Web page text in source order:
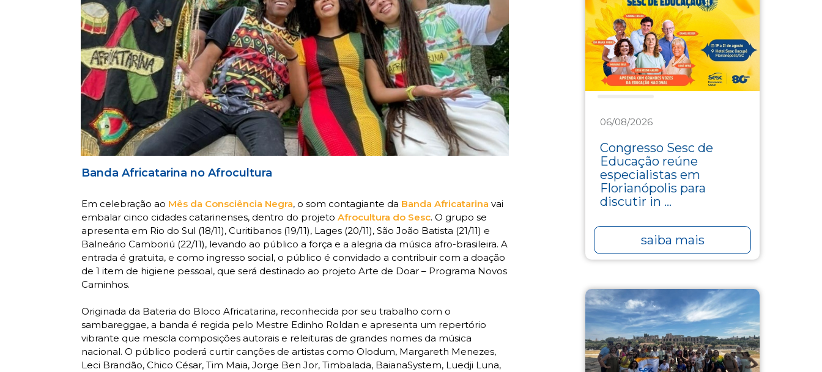
Banda Africatarina no Afrocultura
Em celebração ao Mês da Consciência Negra, o som contagiante da Banda Africatarina vai
embalar cinco cidades catarinenses, dentro do projeto Afrocultura do Sesc. O grupo se
apresenta em Rio do Sul (18/11), Curitibanos (19/11), Lages (20/11), São João Batista (21/11) e
Balneário Camboriú (22/11), levando ao público a força e a alegria da música afro-brasileira. A
entrada é gratuita, e como ingresso social, o público é convidado a contribuir com a doação
de 1 item de higiene pessoal, que será destinado ao projeto Arte de Doar – Programa Novos
Caminhos.
Originada da Bateria do Bloco Africatarina, reconhecida por seu trabalho com o
sambareggae, a banda é regida pelo Mestre Edinho Roldan e apresenta um repertório
vibrante que mescla composições autorais e releituras de grandes nomes da música
nacional. O público poderá curtir canções de artistas como Olodum, Margareth Menezes,
Leci Brandão, Chico César, Tim Maia, Jorge Ben Jor, Timbalada, BaianaSystem, Luedji Luna,
06/08/2026
Congresso Sesc de
Educação reúne
especialistas em
Florianópolis para
discutir in ...
saiba mais